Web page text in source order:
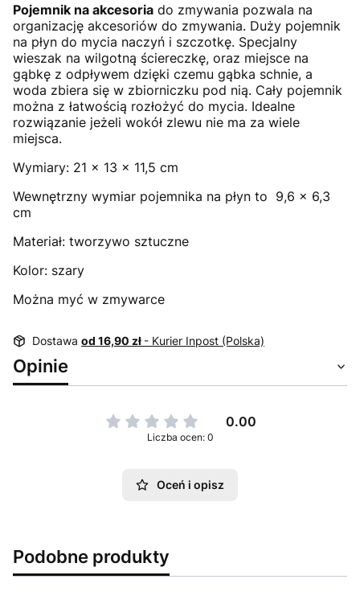
Pojemnik na akcesoria do zmywania pozwala na
organizację akcesoriów do zmywania. Duży pojemnik
na płyn do mycia naczyń i szczotkę. Specjalny
wieszak na wilgotną ściereczkę, oraz miejsce na
gąbkę z odpływem dzięki czemu gąbka schnie, a
woda zbiera się w zbiorniczku pod nią. Cały pojemnik
można z łatwością rozłożyć do mycia. Idealne
rozwiązanie jeżeli wokół zlewu nie ma za wiele
miejsca.
Wymiary: 21 x 13 x 11,5 cm
Wewnętrzny wymiar pojemnika na płyn to 9,6 x 6,3
cm
Materiał: tworzywo sztuczne
Kolor: szary
Można myć w zmywarce
Dostawa od 16,90 zł - Kurier Inpost (Polska)
Opinie
0.00
Liczba ocen: 0
Oceń i opisz
Podobne produkty